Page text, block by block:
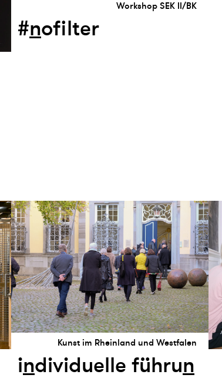
Workshop SEK II/BK
#nofilter
Kunst im Rheinland und Westfalen
individuelle führun